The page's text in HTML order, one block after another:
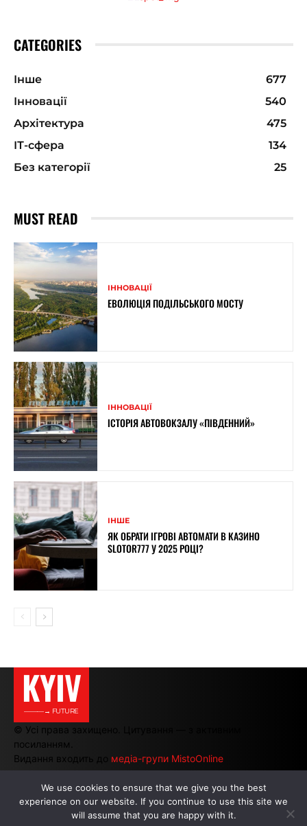
CATEGORIES
Інше
677
Інновації
540
Архітектура
475
ІТ-сфера
134
Без категорії
25
MUST READ
ІННОВАЦІЇ
ЕВОЛЮЦІЯ ПОДІЛЬСЬКОГО МОСТУ
ІННОВАЦІЇ
ІСТОРІЯ АВТОВОКЗАЛУ «ПІВДЕННИЙ»
ІНШЕ
ЯК ОБРАТИ ІГРОВІ АВТОМАТИ В КАЗИНО
SLOTOR777 У 2025 РОЦІ?
KYIV
———→ FUTURE
© Усі права захищено. Цитування — з активним
посиланням.
Видання входить до медіа-групи MistoOnline
АВТОРИ | РЕКЛАМА НА САЙТІ
We use cookies to ensure that we give you the best
experience on our website. If you continue to use this site we
will assume that you are happy with it.